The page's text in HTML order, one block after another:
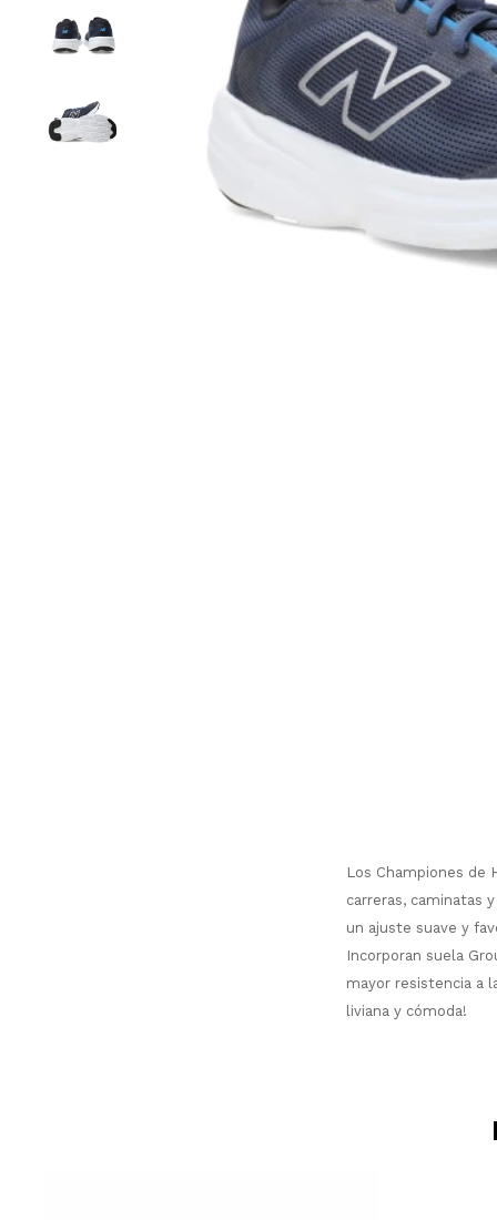
Los Championes de
carreras, caminatas
un ajuste suave y
Incorporan suela
mayor resistencia a
liviana y cómoda!